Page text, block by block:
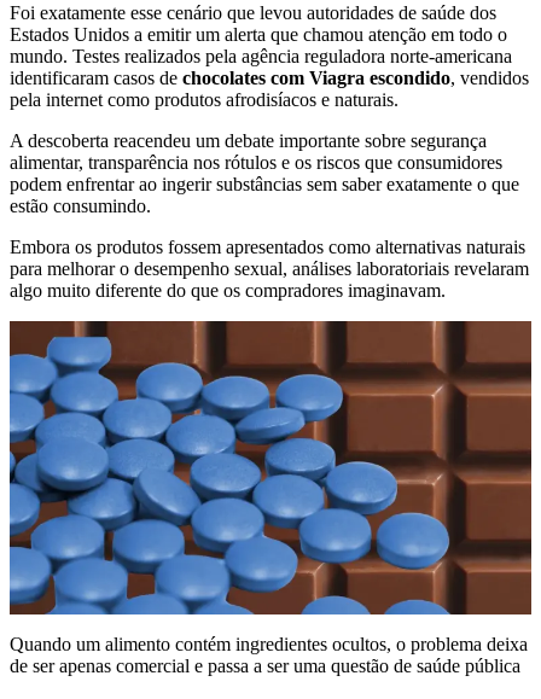
Foi exatamente esse cenário que levou autoridades de saúde dos
Estados Unidos a emitir um alerta que chamou atenção em todo o
mundo. Testes realizados pela agência reguladora norte-americana
identificaram casos de chocolates com Viagra escondido, vendidos
pela internet como produtos afrodisíacos e naturais.
A descoberta reacendeu um debate importante sobre segurança
alimentar, transparência nos rótulos e os riscos que consumidores
podem enfrentar ao ingerir substâncias sem saber exatamente o que
estão consumindo.
Embora os produtos fossem apresentados como alternativas naturais
para melhorar o desempenho sexual, análises laboratoriais revelaram
algo muito diferente do que os compradores imaginavam.
Quando um alimento contém ingredientes ocultos, o problema deixa
de ser apenas comercial e passa a ser uma questão de saúde pública